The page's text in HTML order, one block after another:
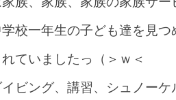
校一年生の子ども達を見つ
ていましたっ（＞ｗ＜
ビング、講習、シュノー